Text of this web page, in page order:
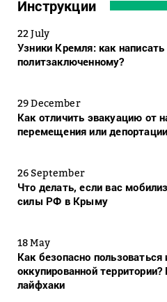
Инструкции
22 July
Узники Кремля: как
политзаключенному?
29 December
Как отличить эвакуацию от
перемещения или
26 September
Что делать, если вас
силы РФ в Крыму
18 May
Как безопасно
оккупированной
лайфхаки